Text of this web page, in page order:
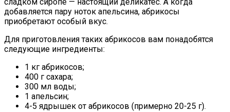
сладком сиропе — настоящий деликатес. А когда
добавляется пару ноток апельсина, абрикосы
приобретают особый вкус.
Для приготовления таких абрикосов вам понадобятся
следующие ингредиенты:
1 кг абрикосов;
400 г сахара;
300 мл воды;
1 апельсин;
4-5 ядрышек от абрикосов (примерно 20-25 г).